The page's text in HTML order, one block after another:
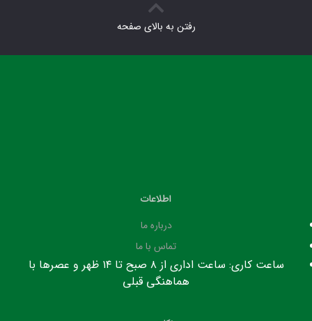
رفتن به بالای صفحه
اطلاعات
درباره ما
تماس با ما
ساعت کاری: ساعت اداری از ۸ صبح تا ۱۴ ظهر و عصرها با
هماهنگی قبلی